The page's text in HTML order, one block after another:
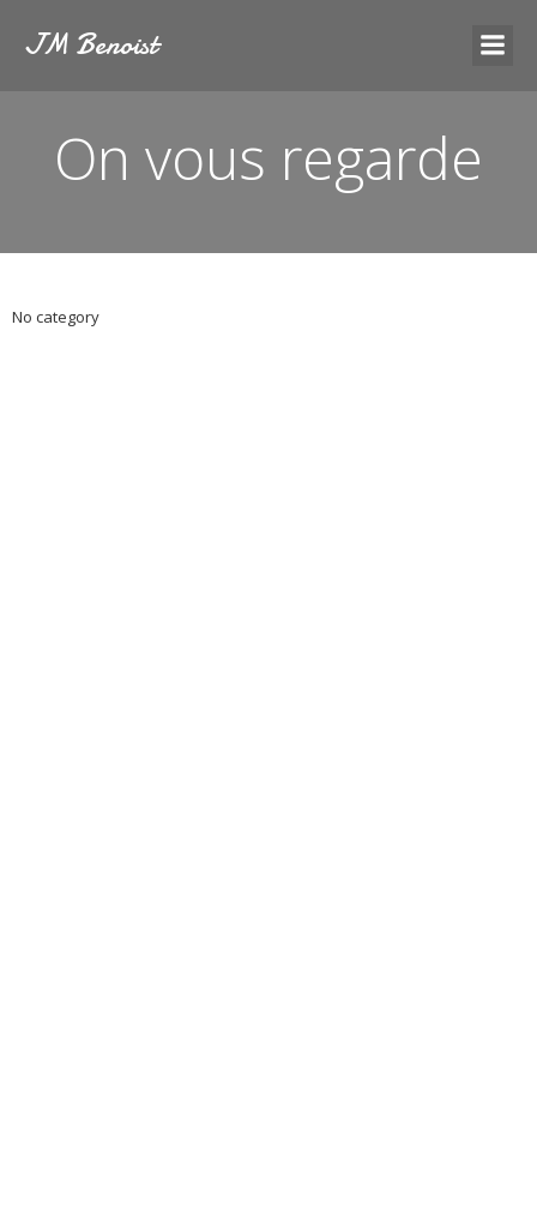
JM Benoist
On vous regarde
No category